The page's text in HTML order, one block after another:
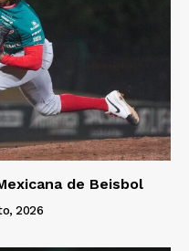
de Beisbol
2026